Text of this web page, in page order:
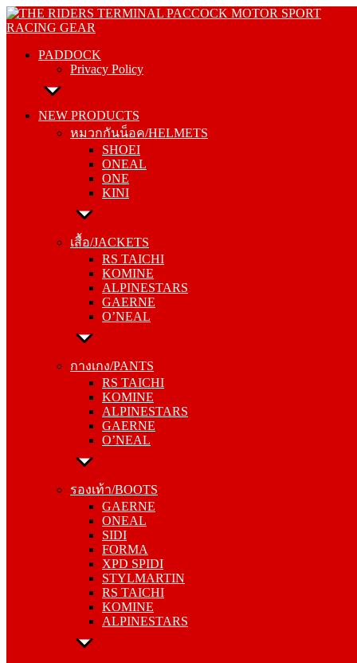
Skip
to
PADDOCK
Privacy Policy
NEW PRODUCTS
หมวกกันน็อค/HELMETS
SHOEI
ONEAL
ONE
KINI
เสื้อ/JACKETS
RS TAICHI
KOMINE
ALPINESTARS
GAERNE
O’NEAL
กางเกง/PANTS
RS TAICHI
KOMINE
ALPINESTARS
GAERNE
O’NEAL
รองเท้า/BOOTS
GAERNE
ONEAL
SIDI
FORMA
XPD SPIDI
STYLMARTIN
RS TAICHI
KOMINE
ALPINESTARS
PADDOCK
NEW PRODUCTS
SHOEI
ONEAL
ONE
KINI
เสื้อ/JACKETS
KOMINE
ALPINESTARS
GAERNE
O’NEAL
กางเกง/PANTS
KOMINE
ALPINESTARS
GAERNE
O’NEAL
รองเท้า/BOOTS
ONEAL
SIDI
FORMA
XPD SPIDI
STYLMARTIN
RS TAICHI
KOMINE
ALPINESTARS
ถุงมือ/GLOVES